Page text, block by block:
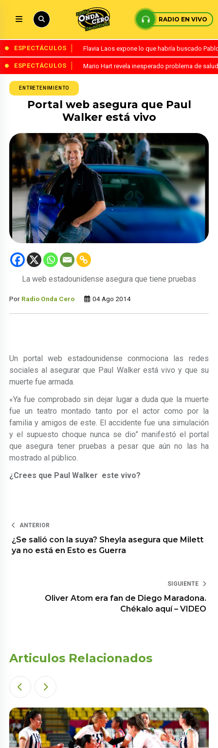
RADIO EN VIVO
ESPECTÁCULOS Flavia Laos expone lo que habría buscado
ESPECTÁCULOS Mario Hart revela inesperado problema de
ENTRETENIMIENTO
Portal web asegura que Paul
Walker está vivo
La web estadounidense asegura que tiene pruebas
Por Radio Onda Cero 04 Ago 2014
Un portal web estadounidense conmociona las redes
sociales al asegurar que Paul Walker está vivo y que su
muerte fue armada.
«Ya fue comprobado sin dejar lugar a duda que la muerte
fue un teatro montado tanto por el actor como por la
familia y amigos de este. El accidente fue una simulación
y el supuesto choque nunca se dio” manifestó el portal
que asegura tener pruebas a pesar que aún no las ha
mostrado al público.
¿Crees que Paul Walker este vivo?
ANTERIOR
¿Se salió con la suya? Sheyla asegura que Milett
ya no está en Esto es Guerra
SIGUIENTE
Oliver Atom era fan de Diego Maradona.
Chékalo aquí – VIDEO
Articulos Relacionados